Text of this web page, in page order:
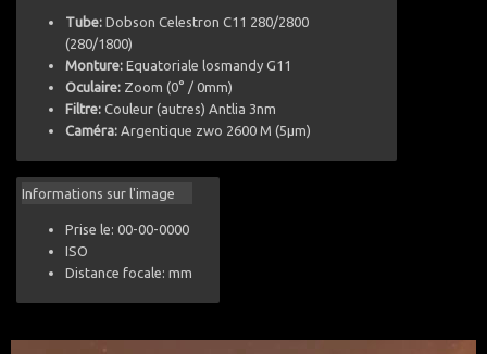
Tube: Dobson Celestron C11 280/2800
(280/1800)
Monture: Equatoriale losmandy G11
Oculaire: Zoom (0° / 0mm)
Filtre: Couleur (autres) Antlia 3nm
Caméra: Argentique zwo 2600 M (5µm)
Informations sur l'image
Prise le: 00-00-0000
ISO
Distance focale: mm